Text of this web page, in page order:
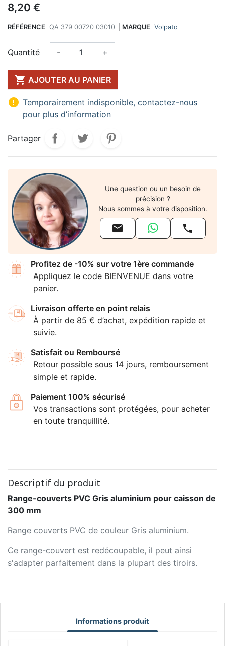
8,20 €
RÉFÉRENCE QA 379 00720 03010 MARQUE Volpato
Quantité - +
 AJOUTER AU PANIER
 Temporairement indisponible, contactez-nous
pour plus d’information
Partager
Une question ou un besoin de
précision ?
Nous sommes à votre disposition.
 
Profitez de -10% sur votre 1ère commande
Appliquez le code BIENVENUE dans votre
panier.
Livraison offerte en point relais
À partir de 85 € d’achat, expédition rapide et
suivie.
Satisfait ou Remboursé
Retour possible sous 14 jours, remboursement
simple et rapide.
Paiement 100% sécurisé
Vos transactions sont protégées, pour acheter
en toute tranquillité.
Descriptif du produit
Range-couverts PVC Gris aluminium pour caisson de
300 mm
Range couverts PVC de couleur Gris aluminium.
Ce range-couvert est redécoupable, il peut ainsi
s'adapter parfaitement dans la plupart des tiroirs.
Informations produit